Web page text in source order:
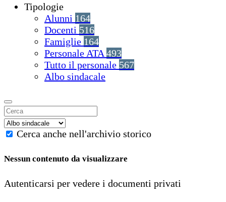
Tipologie
Alunni 164
Docenti 516
Famiglie 164
Personale ATA 493
Tutto il personale 567
Albo sindacale
Cerca anche nell'archivio storico
Nessun contenuto da visualizzare
Autenticarsi per vedere i documenti privati